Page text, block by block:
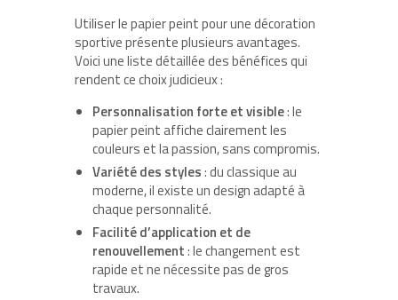
Utiliser le papier peint pour une décoration
sportive présente plusieurs avantages.
Voici une liste détaillée des bénéfices qui
rendent ce choix judicieux :
Personnalisation forte et visible: le
papier peint affiche clairement les
couleurs et la passion, sans compromis.
Variété des styles: du classique au
moderne, il existe un design adapté à
chaque personnalité.
Facilité d’application et de
renouvellement: le changement est
rapide et ne nécessite pas de gros
travaux.